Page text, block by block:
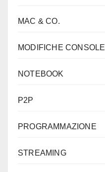
MAC & CO.
MODIFICHE CONSOLE
NOTEBOOK
P2P
PROGRAMMAZIONE
STREAMING